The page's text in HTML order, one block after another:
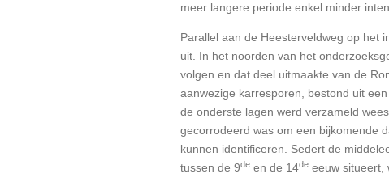
meer langere periode enkel minder
Parallel aan de Heesterveldweg op het
uit. In het noorden van het
volgen en dat deel uitmaakte van de
aanwezige karresporen, bestond uit
de onderste lagen werd verzameld
gecorrodeerd was om een bijkomende
kunnen identificeren. Sedert de
tussen de 9de en de 14de eeuw situeert,